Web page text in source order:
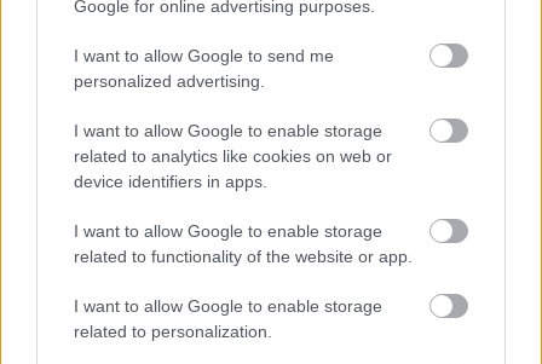
Google for online advertising purposes.
I want to allow Google to send me
personalized advertising.
I want to allow Google to enable storage
related to analytics like cookies on web or
device identifiers in apps.
I want to allow Google to enable storage
related to functionality of the website or app.
I want to allow Google to enable storage
related to personalization.
Steve Wood (Marsden) - Miller Zoltán
Az ügyvéd Steve Judy ex-vőlegénye, a nő miatta jár a
gyászfeldolgozó csoportba. Nem a
legszimpatikusabb karakter, főleg a Judy felé
mutatott viselkedése miatt vonja fel az ember a
szemöldökét néha.
A kezdetben romantikus filmek főhősének castingolt
Marsdent mostanában a nívós Westworldben
láthatjuk, a kétezres években viszont feltűnt az Ally